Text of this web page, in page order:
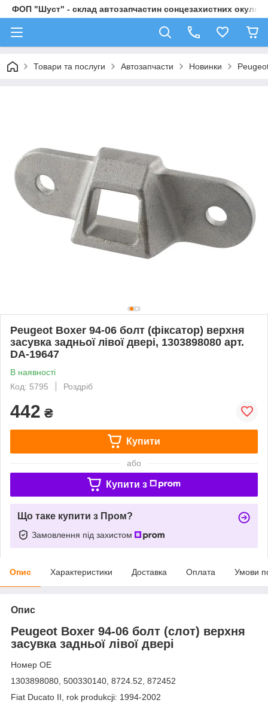
ФОП "Шуст" - склад автозапчастин сонцезахистних
Товари та послуги Автозапчасти Новинки
Peugeot Boxer 94-06 болт (фіксатор) верхня
засувка задньої лівої двері, 1303898080 арт.
DA-19647
В наявності
Код: 5795
Роздріб
442 ₴
Купити
або
Купити з
Що таке купити з Пром?
Замовлення під захистом
Опис Характеристики Доставка Оплата Умови
Опис
Peugeot Boxer 94-06 болт (слот) верхня
засувка задньої лівої двері
Номер OE
1303898080, 500330140, 8724.52, 872452
Fiat Ducato II, rok produkcji: 1994-2002